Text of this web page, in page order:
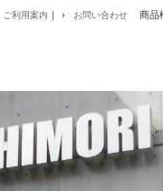
ご利用案内 ｜ お問い合わせ 商品